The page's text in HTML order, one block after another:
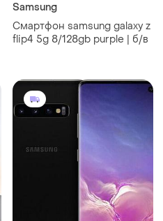
Samsung
Смартфон samsung galaxy z
flip4 5g 8/128gb purple | б/в